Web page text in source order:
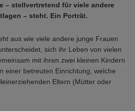
– stellvertretend für viele andere
– steht. Ein Porträt.
aus wie viele andere junge Frauen
sich ihr Leben von vielen
mit ihren zwei kleinen Kindern
einer betreuten Einrichtung, welche
Eltern (Mütter oder